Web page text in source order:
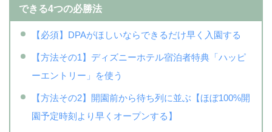
できる4つの必勝法
【必須】DPAがほしいならできるだけ早く入園する
【方法その1】ディズニーホテル宿泊者特典「ハッピ
ーエントリー」を使う
【方法その2】開園前から待ち列に並ぶ【ほぼ100%開
園予定時刻より早くオープンする】